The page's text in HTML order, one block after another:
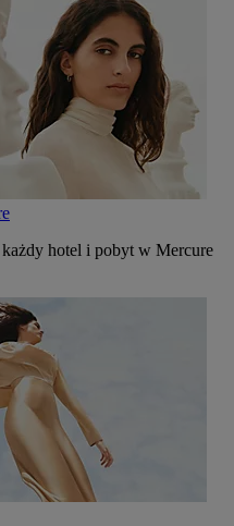
hotel i pobyt w Mercure